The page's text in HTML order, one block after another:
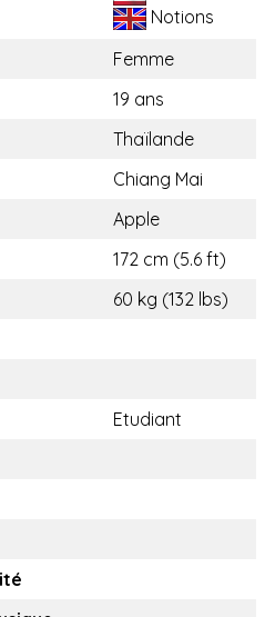
Notions
Femme
19 ans
Thaïlande
Chiang Mai
Apple
172 cm (5.6 ft)
60 kg (132 lbs)
Etudiant